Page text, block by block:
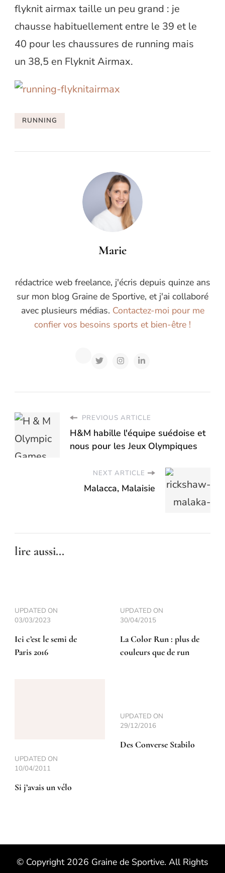
flyknit airmax taille un peu grand : je
chausse habituellement entre le 39 et le
40 pour les chaussures de running mais
un 38,5 en Flyknit Airmax.
RUNNING
Marie
rédactrice web freelance, j'écris depuis quinze ans
sur mon blog Graine de Sportive, et j'ai collaboré
avec plusieurs médias. Contactez-moi pour me
confier vos besoins sports et bien-être !
PREVIOUS ARTICLE
H&M habille l'équipe suédoise et
nous pour les Jeux Olympiques
NEXT ARTICLE
Malacca, Malaisie
lire aussi...
UPDATED ON
03/03/2023
Ici c’est le semi de
Paris 2016
UPDATED ON
30/04/2015
La Color Run : plus de
couleurs que de run
UPDATED ON
10/04/2011
Si j’avais un vélo
UPDATED ON
29/12/2016
Des Converse Stabilo
© Copyright 2026 Graine de Sportive. All Rights